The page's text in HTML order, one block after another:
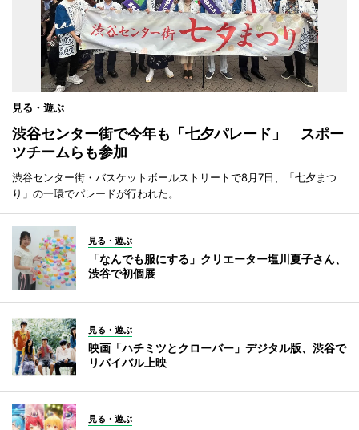
見る・遊ぶ
渋谷センター街で今年も「七夕パレード」 スポー
ツチームらも参加
渋谷センター街・バスケットボールストリートで8月7日、「七夕まつ
り」の一環でパレードが行われた。
見る・遊ぶ
「なんでも服にする」クリエーター塩川夏子さん、
渋谷で初個展
見る・遊ぶ
映画「ハチミツとクローバー」デジタル版、渋谷で
リバイバル上映
見る・遊ぶ